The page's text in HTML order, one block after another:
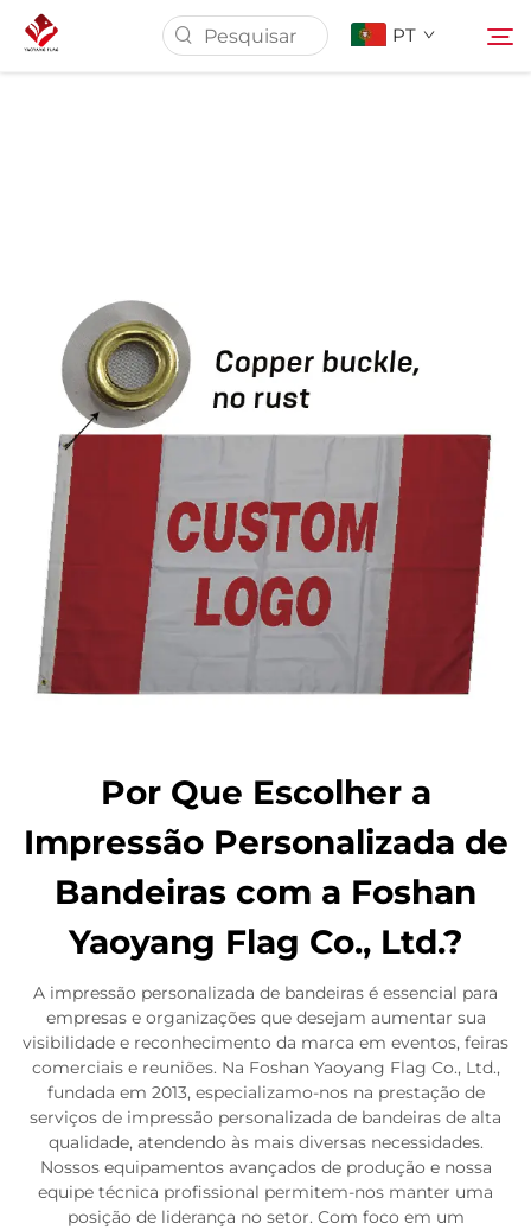
PT
Produtos
Serviço
Notícias
Entre em Contato
Por Que Escolher a
Impressão Personalizada de
Bandeiras com a Foshan
Yaoyang Flag Co., Ltd.?
A impressão personalizada de bandeiras é essencial para
empresas e organizações que desejam aumentar sua
visibilidade e reconhecimento da marca em eventos, feiras
comerciais e reuniões. Na Foshan Yaoyang Flag Co., Ltd.,
fundada em 2013, especializamo-nos na prestação de
serviços de impressão personalizada de bandeiras de alta
qualidade, atendendo às mais diversas necessidades.
Nossos equipamentos avançados de produção e nossa
equipe técnica profissional permitem-nos manter uma
posição de liderança no setor. Com foco em um